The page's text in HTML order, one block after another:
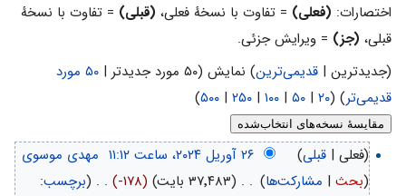
اختصارات: (فعلی) = تفاوت با نسخهٔ فعلی، (قبلی) = تفاوت با نسخهٔ
قبلی، (جز) = ویرایش جزئی.
(جدیدترین | قدیمی‌ترین) نمایش (۵۰ مورد جدیدتر |
۵۰ مورد
قدیمی‌تر) (۲۰ | ۵۰ | ۱۰۰ | ۲۵۰ | ۵۰۰)
(فعلی | قبلی)
‏ مهدی موسوی
(بحث| مشارکت‌ها)
. . (۳۷٬۴۸۳ بایت) (-۱۷۸)‏
. .
(برچسب: